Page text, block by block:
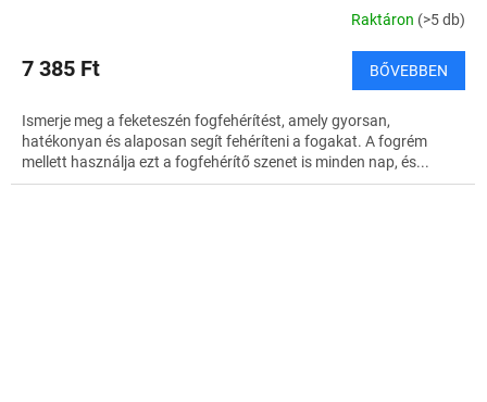
Raktáron (>5 db)
7 385 Ft BŐVEBBEN
Ismerje meg a feketeszén fogfehérítést, amely gyorsan,
hatékonyan és alaposan segít fehéríteni a fogakat. A fogrém
mellett használja ezt a fogfehérítő szenet is minden nap, és...